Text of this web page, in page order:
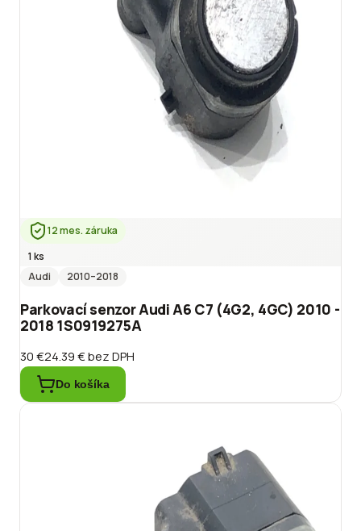
12 mes. záruka
1 ks
Audi
2010–2018
Parkovací senzor Audi A6 C7 (4G2, 4GC) 2010 -
2018 1S0919275A
30 €24.39 €bez DPH
Do košíka